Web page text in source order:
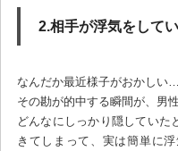
2.相手が浮気をして
なんだか最近様子がおかしい
その勘が的中する瞬間が、男
どんなにしっかり隠していた
きてしまって、実は簡単に